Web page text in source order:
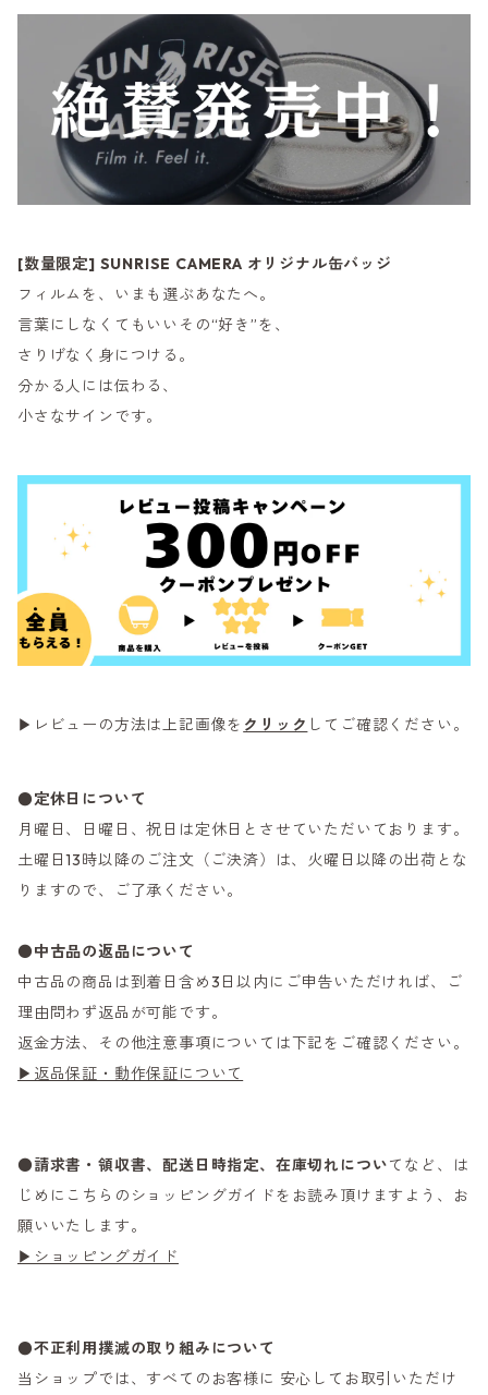
[数量限定] SUNRISE CAMERA オリジナル缶バッジ
フィルムを、いまも選ぶあなたへ。
言葉にしなくてもいいその“好き”を、
さりげなく身につける。
分かる人には伝わる、
小さなサインです。
▶レビューの方法は上記画像を クリック してご確認ください。
●定休日について
月曜日、日曜日、祝日は定休日とさせていただいております。
土曜日13時以降のご注文（ご決済）は、火曜日以降の出荷とな
りますので、ご了承ください。
●中古品の返品について
中古品の商品は到着日含め3日以内にご申告いただければ、ご
理由問わず返品が可能です。
返金方法、その他注意事項については下記をご確認ください。
▶返品保証・動作保証について
●請求書・領収書、配送日時指定、在庫切れについてなど、は
じめにこちらのショッピングガイドをお読み頂けますよう、お
願いいたします。
▶ショッピングガイド
●不正利用撲滅の取り組みについて
当ショップでは、すべてのお客様に 安心してお取引いただけ